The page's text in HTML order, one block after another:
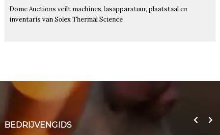
Dome Auctions veilt machines, lasapparatuur, plaatstaal en
inventaris van Solex Thermal Science
BEDRIJVENGIDS